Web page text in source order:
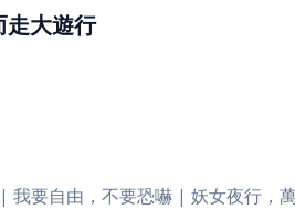
走大遊行
我要自由，不要恐嚇 | 妖女夜行，